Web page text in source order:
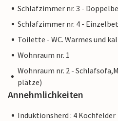
Schlafzimmer nr. 3 -
Schlafzimmer nr. 4 -
Toilette - WC. Warmes und
Wohnraum nr. 1
Wohnraum nr. 2 -
plätze)
Annehmlichkeiten
Induktionsherd : 4 Kochfelder